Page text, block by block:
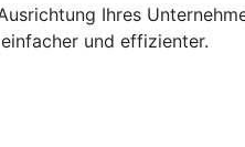
Ihres
und effizienter.